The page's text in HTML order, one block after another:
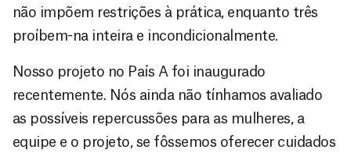
não impõem restrições à prática, enquanto três
proíbem-na inteira e incondicionalmente.
Nosso projeto no País A foi inaugurado
recentemente. Nós ainda não tínhamos avaliado
as possíveis repercussões para as mulheres, a
equipe e o projeto, se fôssemos oferecer cuidados